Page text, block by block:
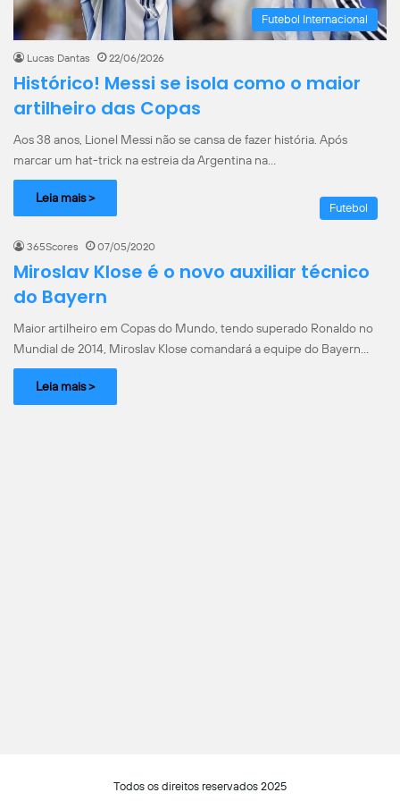
Futebol Internacional
Lucas Dantas 22/06/2026
Histórico! Messi se isola como o maior
artilheiro das Copas
Aos 38 anos, Lionel Messi não se cansa de fazer história. Após
marcar um hat-trick na estreia da Argentina na…
Leia mais >
Futebol
365Scores 07/05/2020
Miroslav Klose é o novo auxiliar técnico
do Bayern
Maior artilheiro em Copas do Mundo, tendo superado Ronaldo no
Mundial de 2014, Miroslav Klose comandará a equipe do Bayern…
Leia mais >
Todos os direitos reservados 2025